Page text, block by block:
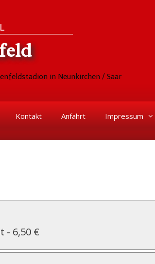
in Neunkirchen / Saar
Kontakt Anfahrt Impressum
- 6,50 €